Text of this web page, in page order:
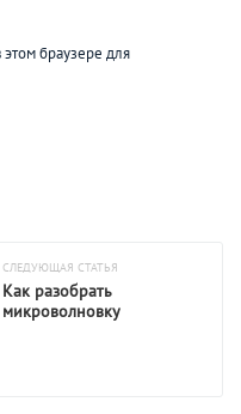
браузере для
СЛЕДУЮЩАЯ СТАТЬЯ
Как разобрать
микроволновку